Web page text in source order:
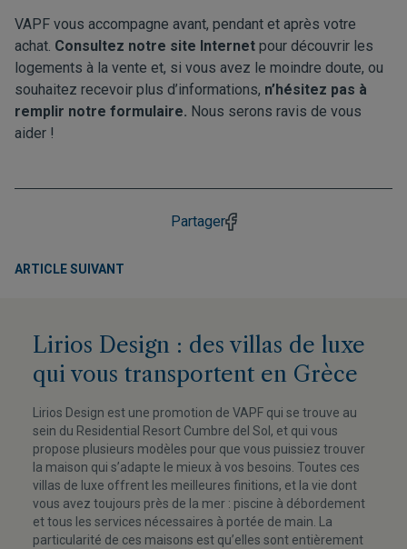
VAPF vous accompagne avant, pendant et après votre
achat. Consultez notre site Internet pour découvrir les
logements à la vente et, si vous avez le moindre doute, ou
souhaitez recevoir plus d’informations, n’hésitez pas à
remplir notre formulaire. Nous serons ravis de vous
aider !
Partager
ARTICLE SUIVANT
Lirios Design : des villas de luxe
qui vous transportent en Grèce
Lirios Design est une promotion de VAPF qui se trouve au
sein du Residential Resort Cumbre del Sol, et qui vous
propose plusieurs modèles pour que vous puissiez trouver
la maison qui s’adapte le mieux à vos besoins. Toutes ces
villas de luxe offrent les meilleures finitions, et la vie dont
vous avez toujours près de la mer : piscine à débordement
et tous les services nécessaires à portée de main. La
particularité de ces maisons est qu’elles sont entièrement